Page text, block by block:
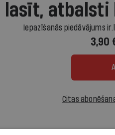
lasīt,
Iepazīšanās piedāvājums
3,90
Citas